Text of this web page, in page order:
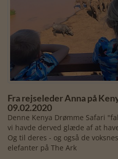
Fra rejseleder Anna på
09.02.2020
Denne Kenya Drømme Safari
vi havde derved glæde af at
Og til deres - og også de
elefanter på The Ark